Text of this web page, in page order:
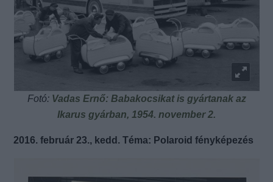
Fotó: Vadas Ernő: Babakocsikat is gyártanak az
Ikarus gyárban, 1954. november 2.
2016. február 23., kedd. Téma: Polaroid fényképezés